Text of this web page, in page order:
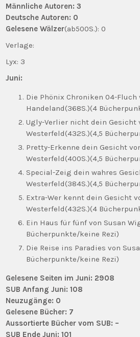
Männliche Autoren: 3
Deutsche Autoren: 0
Gelesene Wälzer(ab500S.): 0
Verlage:
Lyx: 3
Juni:
Die Phönix Chroniken 04-Fluch
Handeland(368S.)(4
Ugly-Verlier nicht dein Gesicht
Westerfeld(432S.)(4,5
Pretty-Erkenne dein Gesicht
Westerfeld(400S.)(4,5
Special-Zeig dein wahres
Westerfeld(384S.)(4,5
Extra-Wer kennt dein Gesicht
Westerfeld(432S.)(4
Ein Haus für fünf von Susan
Bücherpunkte/keine Rezi)
Die Reise ins Paradies von
Bücherpunkte/keine Rezi)
Gelesene Seiten im Juni: 2908
SUB Anfang Juni: 108
Neuzugänge: 0
Gelesene Bücher: 7
Aussortierte Bücher vom SUB: –
SUB Ende Juni: 101